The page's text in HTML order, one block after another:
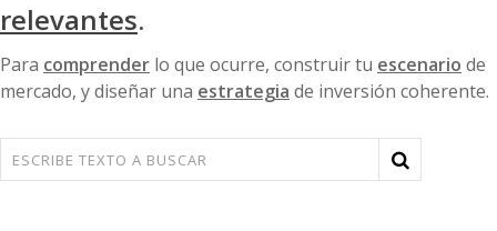
relevantes.
Para comprender lo que ocurre, construir tu escenario de
mercado, y diseñar una estrategia de inversión coherente.